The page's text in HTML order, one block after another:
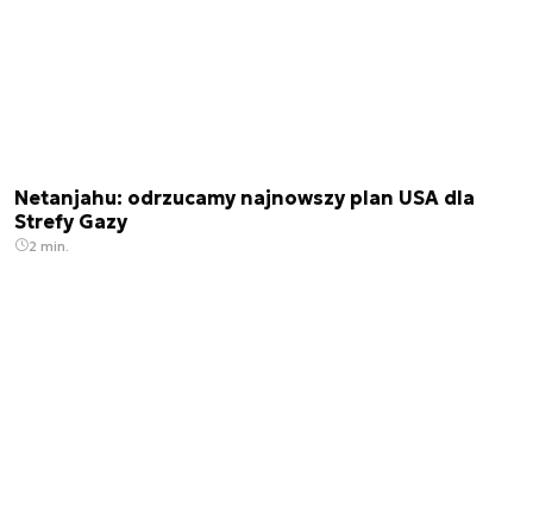
Netanjahu: odrzucamy najnowszy plan USA dla
Strefy Gazy
2 min.